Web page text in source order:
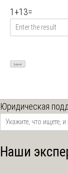
1 +13=
Юридическая
Наши